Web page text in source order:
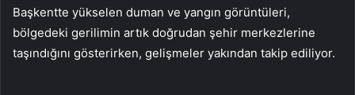
Başkentte yükselen duman ve yangın görüntüleri,
bölgedeki gerilimin artık doğrudan şehir merkezlerine
taşındığını gösterirken, gelişmeler yakından takip ediliyor.